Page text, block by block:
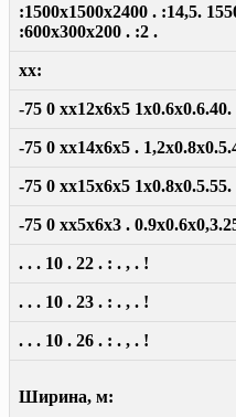
:1500x1500x2400 . :14,5.
:600x300x200 . :2 .
xx:
-75 0 xx12x6x5 1x0.6x0.6.40.
-75 0 xx14x6x5 .
-75 0 xx15x6x5 1x0.8x0.5.55.
-75 0 xx5x6x3 .
. . . 10 . 22 . : . , . !
. . . 10 . 23 . : . , . !
. . . 10 . 26 . : . , . !
Ширина, м: